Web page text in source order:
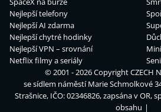
Nejlepší telefony
Nejlepší AI zdarma
Nejlepší chytré hodinky
Nejlepší VPN – srovnání
Netflix filmy a seriály
© 2001 - 2026 CopyrightCZECH
se sídlem náměstí Marie Schmolkové
Strašnice, IČO: 02346826, zapsána v OR,
obsahu